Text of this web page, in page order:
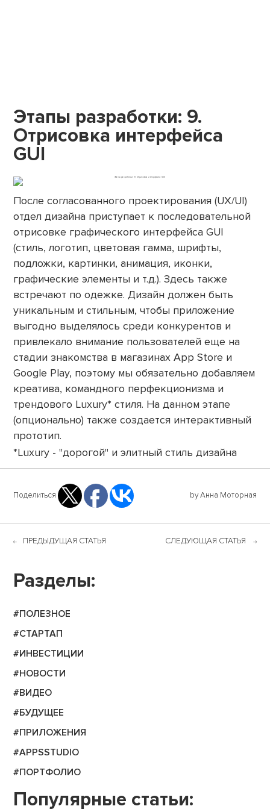
Этапы разработки: 9.
Отрисовка интерфейса
GUI
После согласованного проектирования (UX/UI)
отдел дизайна приступает к последовательной
отрисовке графического интерфейса GUI
(стиль, логотип, цветовая гамма, шрифты,
подложки, картинки, анимация, иконки,
графические элементы и т.д.). Здесь также
встречают по одежке. Дизайн должен быть
уникальным и стильным, чтобы приложение
выгодно выделялось среди конкурентов и
привлекало внимание пользователей еще на
стадии знакомства в магазинах App Store и
Google Play, поэтому мы обязательно добавляем
креатива, командного перфекционизма и
трендового Luxury* стиля. На данном этапе
(опционально) также создается интерактивный
прототип.
*Luxury - "дорогой" и элитный стиль дизайна
Поделиться by Анна Моторная
ПРЕДЫДУЩАЯ СТАТЬЯ СЛЕДУЮЩАЯ СТАТЬЯ
Разделы:
#ПОЛЕЗНОЕ
#СТАРТАП
#ИНВЕСТИЦИИ
#НОВОСТИ
#ВИДЕО
#БУДУЩЕЕ
#ПРИЛОЖЕНИЯ
#APPSSTUDIO
#ПОРТФОЛИО
Популярные статьи: